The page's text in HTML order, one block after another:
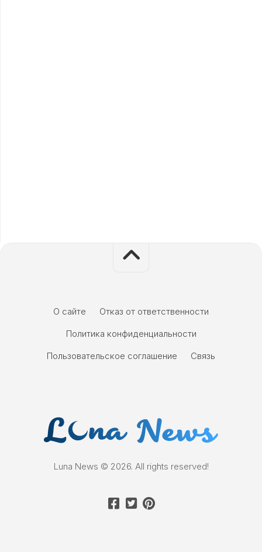
О сайте
Отказ от ответственности
Политика конфиденциальности
Пользовательское соглашение
Связь
Luna News © 2026. All rights reserved!